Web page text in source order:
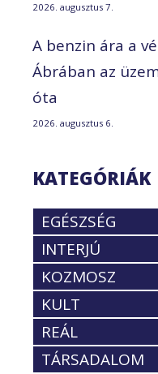
2026. augusztus 7.
A benzin ára a
Ábrában az
óta
2026. augusztus 6.
KATEGÓRIÁK
EGÉSZSÉG
INTERJÚ
KOZMOSZ
KULT
REÁL
TÁRSADALOM